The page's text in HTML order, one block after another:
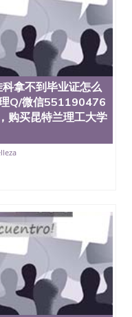
拿不到毕业证怎么
Q/微信551190476
购买昆特兰理工大学